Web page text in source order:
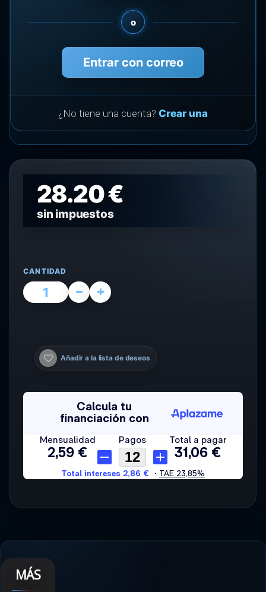
o
Entrar con correo
¿No tiene una cuenta? Crear una
28.20 €
sin impuestos
CANTIDAD
Añadir a la lista de deseos
MÁS